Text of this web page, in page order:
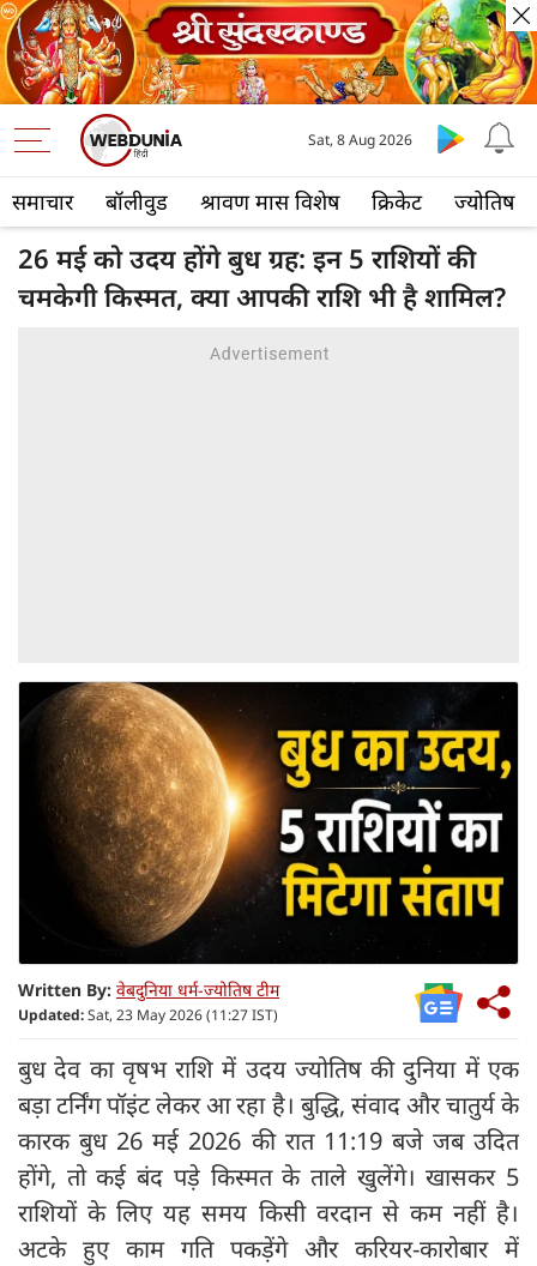
समाचार बॉलीवुड श्रावण मास विशेष क्रिकेट ज्योतिष
Sat, 8 Aug 2026
26 मई को उदय होंगे बुध ग्रह: इन 5 राशियों की
चमकेगी किस्मत, क्या आपकी राशि भी है शामिल?
Written By: वेबदुनिया धर्म-ज्योतिष टीम
Updated:Sat, 23 May 2026 (11:27 IST)
बुध देव का वृषभ राशि में उदय ज्योतिष की दुनिया में एक
बड़ा टर्निंग पॉइंट लेकर आ रहा है। बुद्धि, संवाद और चातुर्य के
कारक बुध 26 मई 2026 की रात 11:19 बजे जब उदित
होंगे, तो कई बंद पड़े किस्मत के ताले खुलेंगे। खासकर 5
राशियों के लिए यह समय किसी वरदान से कम नहीं है।
अटके हुए काम गति पकड़ेंगे और करियर-कारोबार में